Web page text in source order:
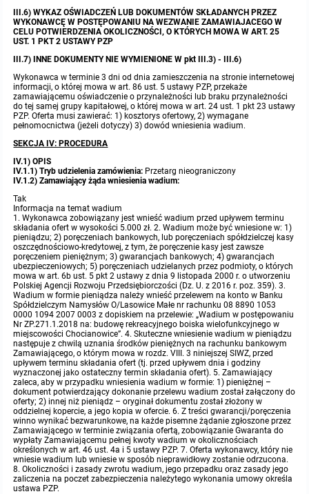
III.6) WYKAZ OŚWIADCZEŃ LUB DOKUMENTÓW SKŁADANYCH PRZEZ
WYKONAWCĘ W POSTĘPOWANIU NA WEZWANIE ZAMAWIAJACEGO W
CELU POTWIERDZENIA OKOLICZNOŚCI, O KTÓRYCH MOWA W ART. 25
UST. 1 PKT 2 USTAWY PZP
III.7) INNE DOKUMENTY NIE WYMIENIONE W pkt III.3) - III.6)
Wykonawca w terminie 3 dni od dnia zamieszczenia na stronie internetowej
informacji, o której mowa w art. 86 ust. 5 ustawy PZP, przekaże
zamawiającemu oświadczenie o przynależności lub braku przynależności
do tej samej grupy kapitałowej, o której mowa w art. 24 ust. 1 pkt 23 ustawy
PZP. Oferta musi zawierać: 1) kosztorys ofertowy, 2) wymagane
pełnomocnictwa (jeżeli dotyczy) 3) dowód wniesienia wadium.
SEKCJA IV: PROCEDURA
IV.1) OPIS
IV.1.1) Tryb udzielenia zamówienia: Przetarg nieograniczony
IV.1.2) Zamawiający żąda wniesienia wadium:
Tak
Informacja na temat wadium
1. Wykonawca zobowiązany jest wnieść wadium przed upływem terminu
składania ofert w wysokości 5.000 zł. 2. Wadium może być wniesione w: 1)
pieniądzu; 2) poręczeniach bankowych, lub poręczeniach spółdzielczej kasy
oszczędnościowo-kredytowej, z tym, że poręczenie kasy jest zawsze
poręczeniem pieniężnym; 3) gwarancjach bankowych; 4) gwarancjach
ubezpieczeniowych; 5) poręczeniach udzielanych przez podmioty, o których
mowa w art. 6b ust. 5 pkt 2 ustawy z dnia 9 listopada 2000 r. o utworzeniu
Polskiej Agencji Rozwoju Przedsiębiorczości (Dz. U. z 2016 r. poz. 359). 3.
Wadium w formie pieniądza należy wnieść przelewem na konto w Banku
Spółdzielczym Namysłów O/Lasowice Małe nr rachunku 08 8890 1053
0000 1094 2007 0003 z dopiskiem na przelewie: „Wadium w postępowaniu
Nr ZP.271.1.2018 na: budowę rekreacyjnego boiska wielofunkcyjnego w
miejscowości Chocianowice”. 4. Skuteczne wniesienie wadium w pieniądzu
następuje z chwilą uznania środków pieniężnych na rachunku bankowym
Zamawiającego, o którym mowa w rozdz. VIII. 3 niniejszej SIWZ, przed
upływem terminu składania ofert (tj. przed upływem dnia i godziny
wyznaczonej jako ostateczny termin składania ofert). 5. Zamawiający
zaleca, aby w przypadku wniesienia wadium w formie: 1) pieniężnej –
dokument potwierdzający dokonanie przelewu wadium został załączony do
oferty; 2) innej niż pieniądz – oryginał dokumentu został złożony w
oddzielnej kopercie, a jego kopia w ofercie. 6. Z treści gwarancji/poręczenia
winno wynikać bezwarunkowe, na każde pisemne żądanie zgłoszone przez
Zamawiającego w terminie związania ofertą, zobowiązanie Gwaranta do
wypłaty Zamawiającemu pełnej kwoty wadium w okolicznościach
określonych w art. 46 ust. 4a i 5 ustawy PZP. 7. Oferta wykonawcy, który nie
wniesie wadium lub wniesie w sposób nieprawidłowy zostanie odrzucona.
8. Okoliczności i zasady zwrotu wadium, jego przepadku oraz zasady jego
zaliczenia na poczet zabezpieczenia należytego wykonania umowy określa
ustawa PZP.